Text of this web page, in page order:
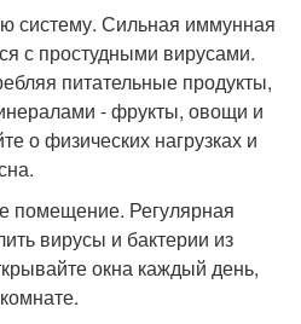
систему. Сильная иммунная
с простудными вирусами.
питательные продукты,
- фрукты, овощи и
о физических нагрузках и
помещение. Регулярная
вирусы и бактерии из
окна каждый день,